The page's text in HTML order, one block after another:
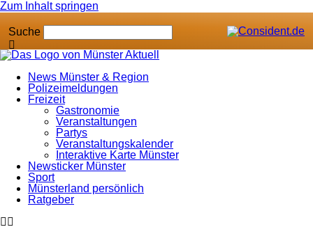
Zum Inhalt springen
Suche
News Münster & Region
Polizeimeldungen
Freizeit
Gastronomie
Veranstaltungen
Partys
Veranstaltungskalender
Interaktive Karte Münster
Newsticker Münster
Sport
Münsterland persönlich
Ratgeber